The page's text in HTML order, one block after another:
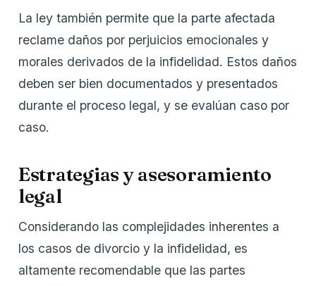
La ley también permite que la parte afectada
reclame daños por perjuicios emocionales y
morales derivados de la infidelidad. Estos daños
deben ser bien documentados y presentados
durante el proceso legal, y se evalúan caso por
caso.
Estrategias y asesoramiento
legal
Considerando las complejidades inherentes a
los casos de divorcio y la infidelidad, es
altamente recomendable que las partes